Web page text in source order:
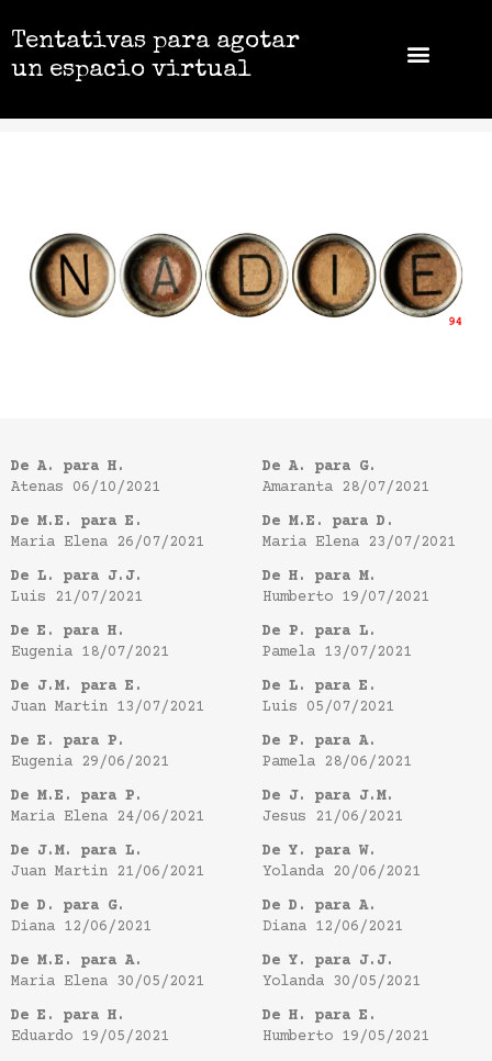
Tentativas para agotar
un espacio virtual
De A. para H.
Atenas 06/10/2021
De A. para G.
Amaranta 28/07/2021
De M.E. para E.
Maria Elena 26/07/2021
De M.E. para D.
Maria Elena 23/07/2021
De L. para J.J.
Luis 21/07/2021
De H. para M.
Humberto 19/07/2021
De E. para H.
Eugenia 18/07/2021
De P. para L.
Pamela 13/07/2021
De J.M. para E.
Juan Martin 13/07/2021
De L. para E.
Luis 05/07/2021
De E. para P.
Eugenia 29/06/2021
De P. para A.
Pamela 28/06/2021
De M.E. para P.
Maria Elena 24/06/2021
De J. para J.M.
Jesus 21/06/2021
De J.M. para L.
Juan Martin 21/06/2021
De Y. para W.
Yolanda 20/06/2021
De D. para G.
Diana 12/06/2021
De D. para A.
Diana 12/06/2021
De M.E. para A.
Maria Elena 30/05/2021
De Y. para J.J.
Yolanda 30/05/2021
De E. para H.
Eduardo 19/05/2021
De H. para E.
Humberto 19/05/2021